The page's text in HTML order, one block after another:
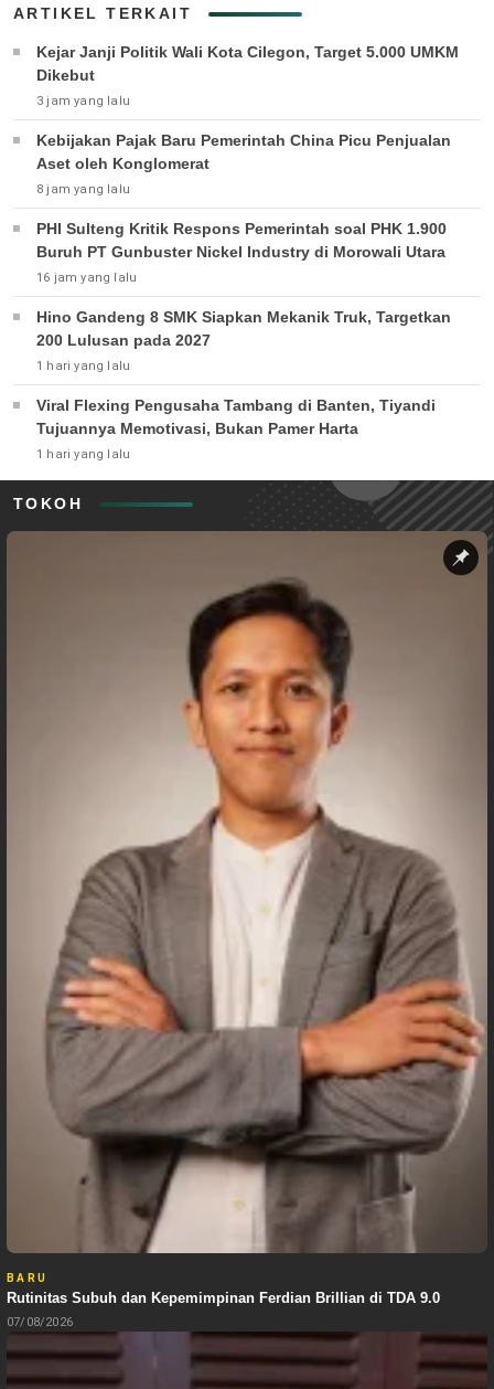
ARTIKEL TERKAIT
Kejar Janji Politik Wali Kota Cilegon, Target 5.000 UMKM
Dikebut
3 jam yang lalu
Kebijakan Pajak Baru Pemerintah China Picu Penjualan
Aset oleh Konglomerat
8 jam yang lalu
PHI Sulteng Kritik Respons Pemerintah soal PHK 1.900
Buruh PT Gunbuster Nickel Industry di Morowali Utara
16 jam yang lalu
Hino Gandeng 8 SMK Siapkan Mekanik Truk, Targetkan
200 Lulusan pada 2027
1 hari yang lalu
Viral Flexing Pengusaha Tambang di Banten, Tiyandi
Tujuannya Memotivasi, Bukan Pamer Harta
1 hari yang lalu
TOKOH
BARU
Rutinitas Subuh dan Kepemimpinan Ferdian Brillian di TDA 9.0
07/08/2026